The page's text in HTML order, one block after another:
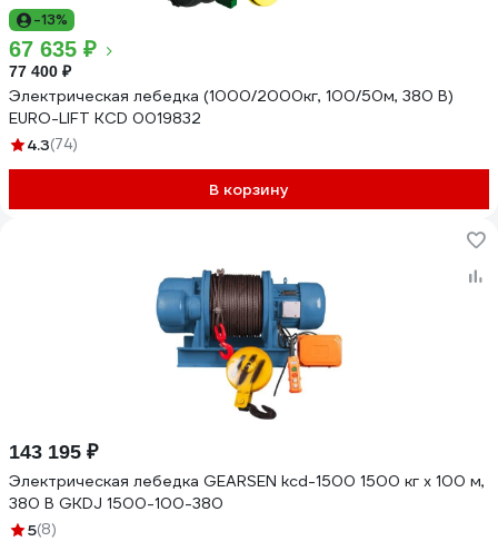
-13%
67 635 ₽
77 400 ₽
Электрическая лебедка (1000/2000кг, 100/50м, 380 В)
EURO-LIFT KCD 0019832
4.3(74)
В корзину
143 195 ₽
Электрическая лебедка GEARSEN kcd-1500 1500 кг х 100 м,
380 В GKDJ 1500-100-380
5(8)